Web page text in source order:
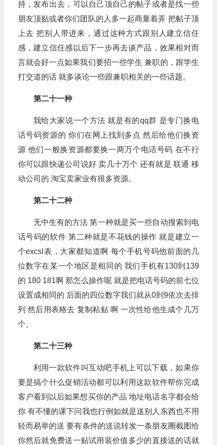
持，发布出去，可以自己顶自己的帖子或者是找一些
朋友顶贴或者你们团队的人多一起商量着弄 把帖子顶
上去 把别人带进来，通过这种方式跟别人建立信任
感，建立信任感以后下一步再去谈产品，效果相对而
言就会好一点如果我们要招一些学生 兼职的，跟学生
打交道的话 就多谈论一些跟兼职相关的一些话题。
第二十一种
我给大家说一个方法 就是有的qq群 是专门换电
话号码资源的 你们在网上找到多点 然后给他们换资
源 他们一般换资源都要换一两万个电话号码 在不行
你可以跟快递公司说好 卖几十万个 还有就是 联通 移
动公司的 淘宝卖家业有很多资源。
第二十二种
无中生有的方法 第一种就是买一些自动搜索到电
话号码的软件 第二种就是不花钱的操作 就是建立一
个excsl表，大家都知道啊 每个手机号码他前面的几
位数字在某一个地区是相同的 我们手机有130到139
的 180 181啊 那怎么操作呢 就是把电话号码的前七位
设置成相同的 后面的四位数字我们就从0到9依次去排
列 然后用表格去 复制粘贴 啊 一次性给他生成个几万
个。
第二十三种
利用一款软件叫互动吧手机上可以下载，如果你
要是搞个什么促销活动都可以利用这款软件帮你完成
客户看到以后如果想买你的产品 地址电话名字都会给
你 有不懂的课下问我也行例如就是送别人东西也不用
轻而易举的送 要有条件的送说转发一条朋友圈截图给
你然后就免费送一贴试用装价值多少的直接送的话就